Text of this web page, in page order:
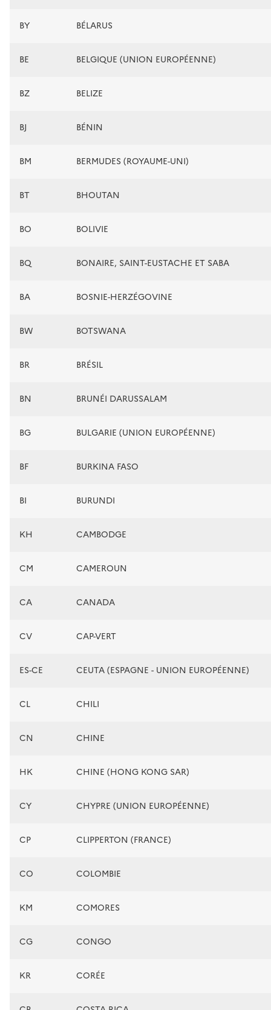
BY BÉLARUS
BE BELGIQUE (UNION EUROPÉENNE)
BZ BELIZE
BJ BÉNIN
BM BERMUDES (ROYAUME-UNI)
BT BHOUTAN
BO BOLIVIE
BQ BONAIRE, SAINT-EUSTACHE ET SABA
BA BOSNIE-HERZÉGOVINE
BW BOTSWANA
BR BRÉSIL
BN BRUNÉI DARUSSALAM
BG BULGARIE (UNION EUROPÉENNE)
BF BURKINA FASO
BI BURUNDI
KH CAMBODGE
CM CAMEROUN
CA CANADA
CV CAP-VERT
ES-CE CEUTA (ESPAGNE - UNION EUROPÉENNE)
CL CHILI
CN CHINE
HK CHINE (HONG KONG SAR)
CY CHYPRE (UNION EUROPÉENNE)
CP CLIPPERTON (FRANCE)
CO COLOMBIE
KM COMORES
CG CONGO
KR CORÉE